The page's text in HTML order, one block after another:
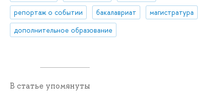
репортаж о событии
бакалавриат
магистратура
дополнительное образование
В статье упомянуты